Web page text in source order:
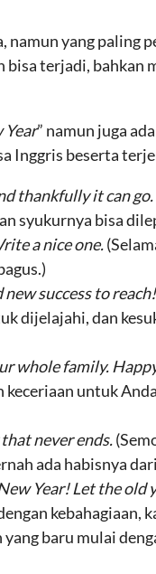
yang paling
bisa terjadi, bahkan
Year” namun juga
Inggris beserta
thankfully it can go.
syukurnya bisa
a nice one.
success to
dijelajahi, dan
whole family.
untuk
never ends.
ada habisnya
Year! Let the old
kebahagiaan,
baru mulai